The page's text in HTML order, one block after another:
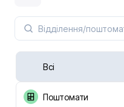
Всі
Поштомати